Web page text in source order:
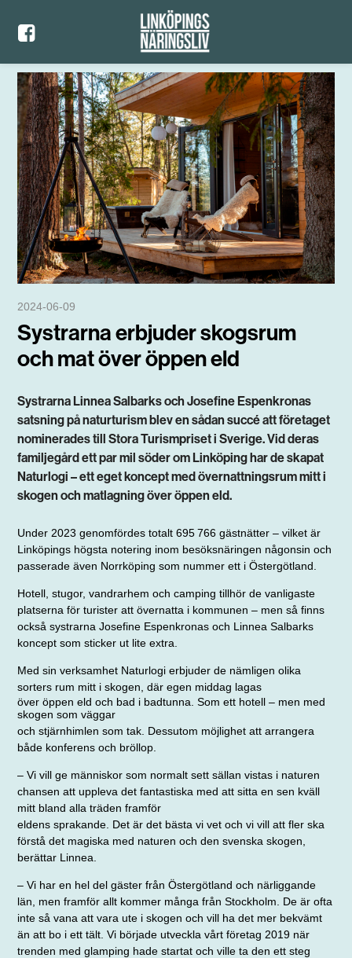
2024-06-09
Systrarna erbjuder skogsrum
och mat över öppen eld
Systrarna Linnea Salbarks och Josefine Espenkronas
satsning på naturturism blev en sådan succé att företaget
nominerades till Stora Turismpriset i Sverige. Vid deras
familjegård ett par mil söder om Linköping har de skapat
Naturlogi – ett eget koncept med övernattningsrum mitt i
skogen och matlagning över öppen eld.
Under 2023 genomfördes totalt 695 766 gäst­nätter – vilket är
Linköpings högsta notering inom besöksnäringen någonsinoch
passerade även Norrköping som nummer ett i Östergötland.
Hotell, stugor, vandrarhem och camping tillhör de vanligaste
platserna för turister att övernatta i kommunen – men så finns
också systrarna Josefine Espenkronas och Linnea Salbarks
koncept som sticker ut lite extra.
Med sin verksamhet Naturlogi erbjuder de nämligen olika
sorters rum mitt i skogen, där egen middag lagas
över öppen eld och bad i badtunna. Som ett hotell – men med
skogen som väggar
och stjärnhimlen som tak. Dessutom möjlighet att arrangera
både konferens och bröllop.
– Vi vill ge människor som normalt sett sällan vistas i naturen
chansen att uppleva det fantastiska med att sitta en sen kväll
mitt bland alla träden framför
eldens sprakande. Det är det bästa vi vetoch vi vill att fler ska
förstå det magiska med naturen och den svenska skogen,
berättar Linnea.
– Vi har en hel del gäster från Öster­götland och närliggande
län, men framför allt kommer många från Stockholm. De är ofta
inte så vana att vara ute i skogen och vill ha det mer bekvämt
än att bo i ett tält. Vi började utveckla vårt företag 2019 när
trenden med glamping hade startat och ville ta den ett steg